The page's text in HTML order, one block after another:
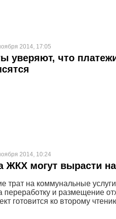
2014, 17:05
уверяют, что
2014, 10:24
ЖКХ могут вырасти
трат на коммунальные
переработку и размещение
готовится ко второму